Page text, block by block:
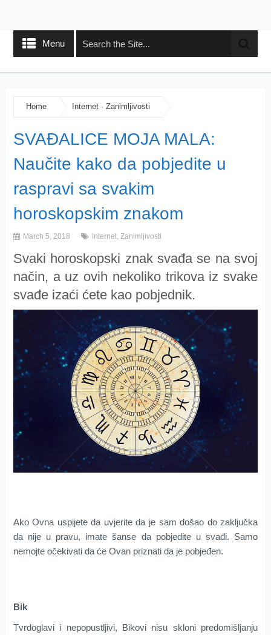
Menu
Home Internet· Zanimljivosti
SVAĐALICE MOJA MALA:
Naučite kako da pobjedite u
raspravi sa svakim
horoskopskim znakom
March 5, 2018 Internet, Zanimljivosti
Svaki horoskopski znak svađa se na svoj
način, a uz ovih nekoliko trikova iz svake
svađe izaći ćete kao pobjednik.
Ako Ovna uspijete da uvjerite da je sam došao do zaključka
da nije u pravu, imate šanse da pobjedite u svađi. Samo
nemojte očekivati da će Ovan priznati da je pobjeđen.
Bik
Tvrdoglavi i nepopustljivi, Bikovi nisu skloni predomišljanju